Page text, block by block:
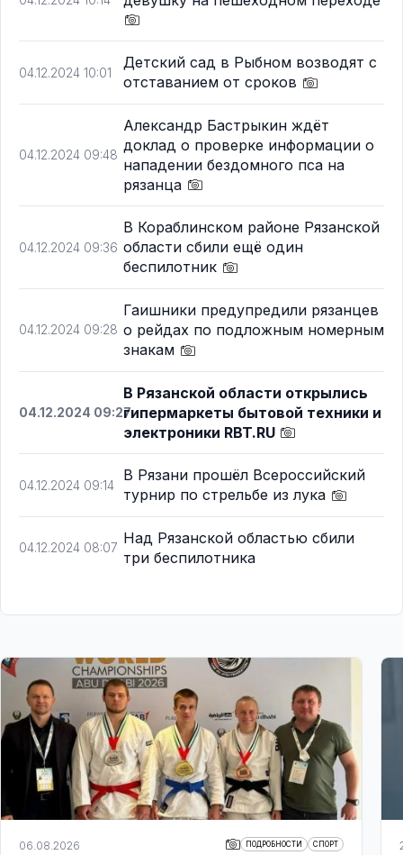
04.12.2024 10:01
Детский сад в Рыбном возводят с
отставанием от сроков
04.12.2024 09:48
Александр Бастрыкин ждёт
доклад о проверке информации о
нападении бездомного пса на
рязанца
04.12.2024 09:36
В Кораблинском районе Рязанской
области сбили ещё один
беспилотник
04.12.2024 09:28
Гаишники предупредили рязанцев
о рейдах по подложным номерным
знакам
04.12.2024 09:27
В Рязанской области открылись
гипермаркеты бытовой техники и
электроники RBT.RU
04.12.2024 09:14
В Рязани прошёл Всероссийский
турнир по стрельбе из лука
04.12.2024 08:07
Над Рязанской областью сбили
три беспилотника
06.08.2026 ПОДРОБНОСТИ СПОРТ